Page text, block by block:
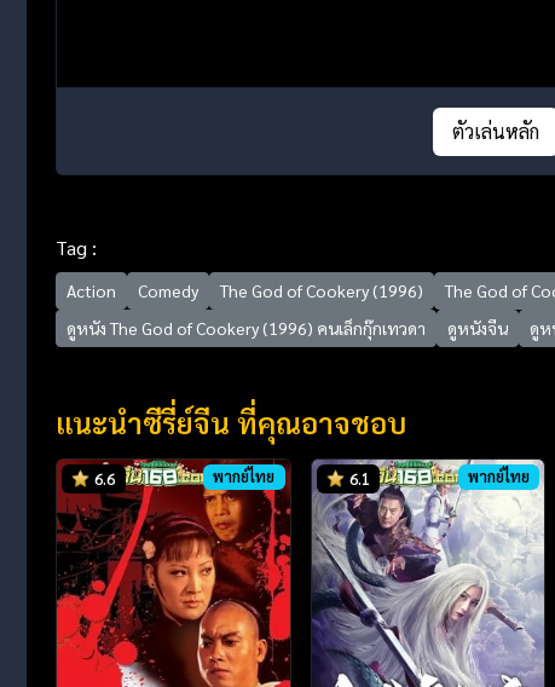
ตัวเล่นหลัก
Tag :
Action Comedy The God of Cookery (1996) The God of
ดูหนัง The God of Cookery (1996) คนเล็กกุ๊กเทวดา
ดูหนังจีน ดูห
แนะนำซีรี่ย์จีน ที่คุณอาจชอบ
6.6 พากย์ไทย 6.1 พากย์ไทย